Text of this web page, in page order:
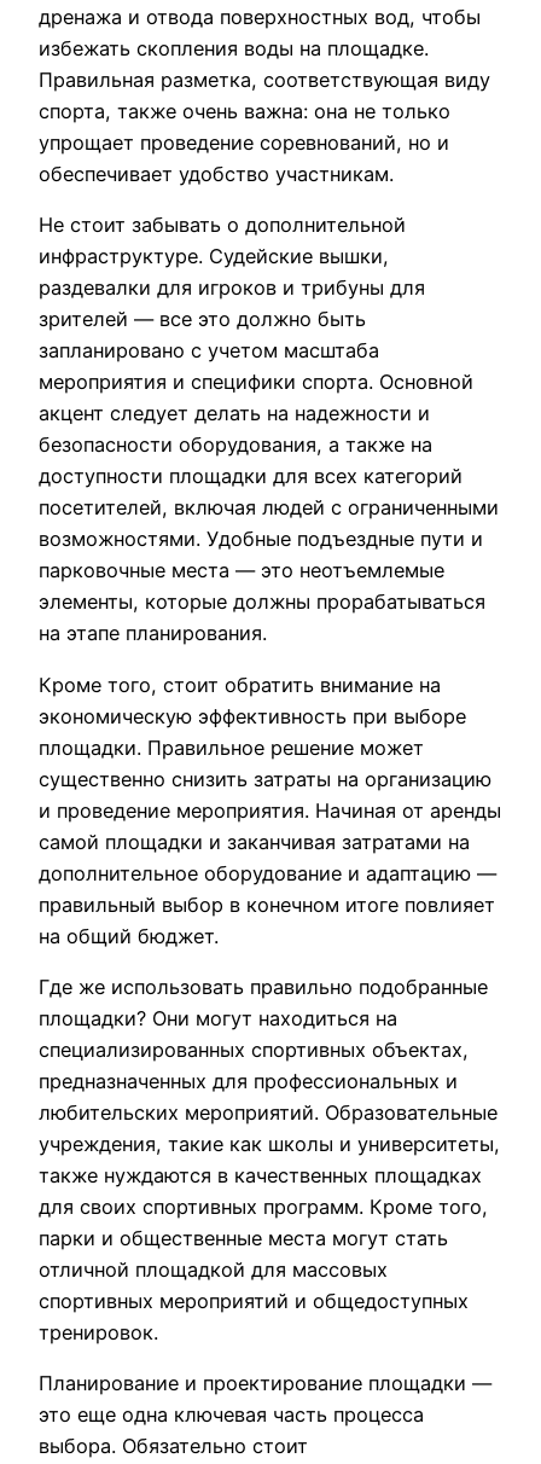
дренажа и отвода поверхностных вод, чтобы
избежать скопления воды на площадке.
Правильная разметка, соответствующая виду
спорта, также очень важна: она не только
упрощает проведение соревнований, но и
обеспечивает удобство участникам.
Не стоит забывать о дополнительной
инфраструктуре. Судейские вышки,
раздевалки для игроков и трибуны для
зрителей — все это должно быть
запланировано с учетом масштаба
мероприятия и специфики спорта. Основной
акцент следует делать на надежности и
безопасности оборудования, а также на
доступности площадки для всех категорий
посетителей, включая людей с ограниченными
возможностями. Удобные подъездные пути и
парковочные места — это неотъемлемые
элементы, которые должны прорабатываться
на этапе планирования.
Кроме того, стоит обратить внимание на
экономическую эффективность при выборе
площадки. Правильное решение может
существенно снизить затраты на организацию
и проведение мероприятия. Начиная от аренды
самой площадки и заканчивая затратами на
дополнительное оборудование и адаптацию —
правильный выбор в конечном итоге повлияет
на общий бюджет.
Где же использовать правильно подобранные
площадки? Они могут находиться на
специализированных спортивных объектах,
предназначенных для профессиональных и
любительских мероприятий. Образовательные
учреждения, такие как школы и университеты,
также нуждаются в качественных площадках
для своих спортивных программ. Кроме того,
парки и общественные места могут стать
отличной площадкой для массовых
спортивных мероприятий и общедоступных
тренировок.
Планирование и проектирование площадки —
это еще одна ключевая часть процесса
выбора. Обязательно стоит